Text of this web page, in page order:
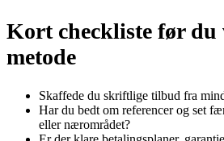
Kort checkliste før
metode
Skaffede du skriftlige tilbud fra
Har du bedt om referencer og set
eller nærområdet?